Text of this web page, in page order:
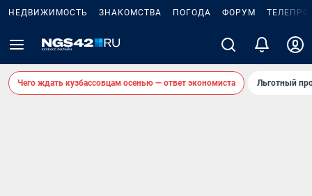
НЕДВИЖИМОСТЬ ЗНАКОМСТВА ПОГОДА ФОРУМ
Чего ждать кузбассовцам осенью — ответ экономиста Льготный